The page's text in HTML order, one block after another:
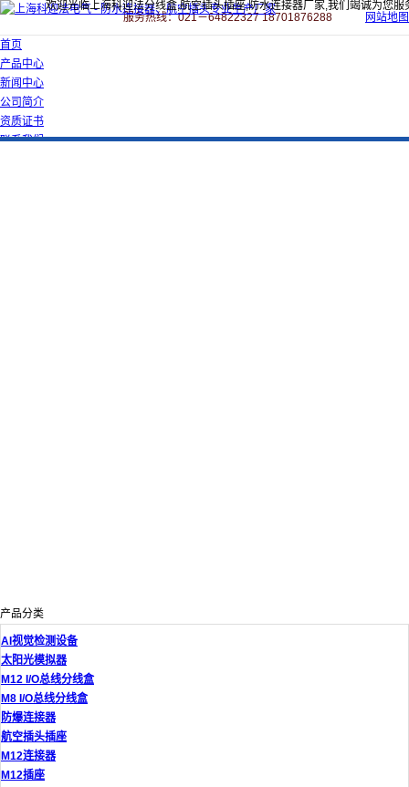
欢迎光临上海科迎法分线盒,航空插头插座,防水连接器厂家,我们竭诚为您服
服务热线：021－64822327 18701876288
网站地图
首页
产品中心
新闻中心
公司简介
资质证书
联系我们
产品分类
AI视觉检测设备
太阳光模拟器
M12 I/O总线分线盒
M8 I/O总线分线盒
防爆连接器
航空插头插座
M12连接器
M12插座